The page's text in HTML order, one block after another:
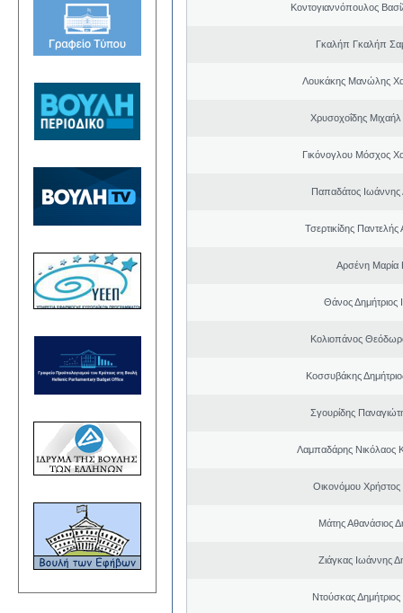
Κοντογιαννόπουλος
Γκαλήπ Γκαλήπ
Λουκάκης Μανώλης
Χρυσοχοΐδης Μιχαήλ
Γικόνογλου Μόσχος
Παπαδάτος Ιωάννης
Τσερτικίδης Παντελής
Αρσένη Μαρία
Θάνος Δημήτριος
Κολιοπάνος
Κοσσυβάκης
Σγουρίδης
Λαμπαδάρης Νικόλαος
Οικονόμου Χρήστος
Μάτης Αθανάσιος
Ζιάγκας Ιωάννης
Ντούσκας